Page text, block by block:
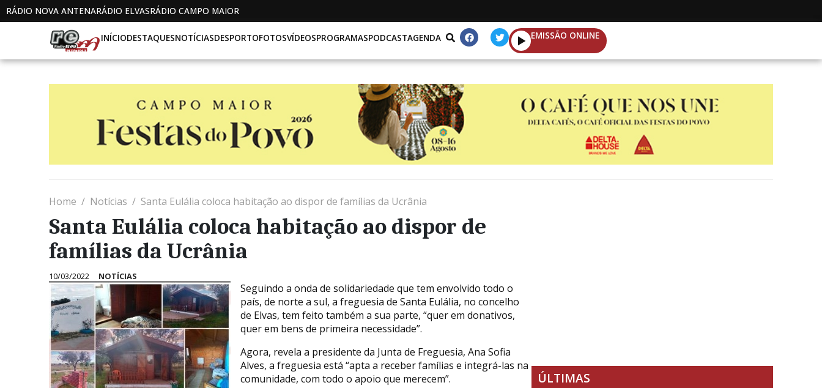
RÁDIO NOVA ANTENARÁDIO ELVASRÁDIO CAMPO MAIOR
INÍCIODESTAQUESNOTÍCIASDESPORTOFOTOSVÍDEOSPROGRAMASPODCASTAGENDA EMISSÃO ONLINE
Home Notícias Santa Eulália coloca habitação ao dispor de famílias da Ucrânia
Santa Eulália coloca habitação ao dispor de
famílias da Ucrânia
10/03/2022 NOTÍCIAS
Seguindo a onda de solidariedade que tem envolvido todo o
país, de norte a sul, a freguesia de Santa Eulália, no concelho
de Elvas, tem feito também a sua parte, “quer em donativos,
quer em bens de primeira necessidade”.
Agora, revela a presidente da Junta de Freguesia, Ana Sofia
Alves, a freguesia está “apta a receber famílias e integrá-las na
comunidade, com todo o apoio que merecem”.
ÚLTIMAS